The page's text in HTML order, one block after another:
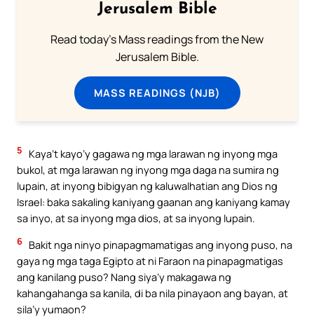
Jerusalem Bible
Read today's Mass readings from the New
Jerusalem Bible.
MASS READINGS (NJB)
5
Kaya’t kayo’y gagawa ng mga larawan ng inyong mga
bukol, at mga larawan ng inyong mga daga na sumira ng
lupain, at inyong bibigyan ng kaluwalhatian ang Dios ng
Israel: baka sakaling kaniyang gaanan ang kaniyang kamay
sa inyo, at sa inyong mga dios, at sa inyong lupain.
6 Bakit nga ninyo pinapagmamatigas ang inyong puso, na
gaya ng mga taga Egipto at ni Faraon na pinapagmatigas
ang kanilang puso? Nang siya’y makagawa ng
kahangahanga sa kanila, di ba nila pinayaon ang bayan, at
sila’y yumaon?